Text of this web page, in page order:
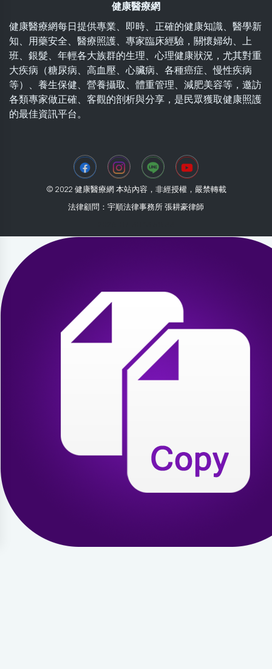
健康醫療網
健康醫療網每日提供專業、即時、正確的健康知識、醫學新
知、用藥安全、醫療照護、專家臨床經驗，關懷婦幼、上
班、銀髮、年輕各大族群的生理、心理健康狀況，尤其對重
大疾病（糖尿病、高血壓、心臟病、各種癌症、慢性疾病
等）、養生保健、營養攝取、體重管理、減肥美容等，邀訪
各類專家做正確、客觀的剖析與分享，是民眾獲取健康照護
的最佳資訊平台。
© 2022 健康醫療網 本站內容，非經授權，嚴禁轉載
法律顧問：宇順法律事務所 張耕豪律師